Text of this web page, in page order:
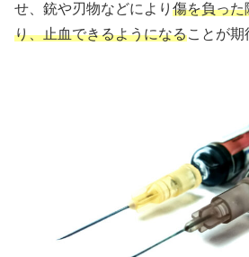
せ、銃や刃物などにより 傷を負った
り、止血できるようになることが期